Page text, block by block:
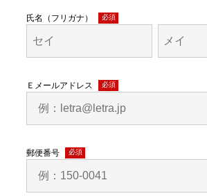
氏名（フリガナ）
(必
Ｅメールアドレス
(必
須)
郵便番号
(必
須)